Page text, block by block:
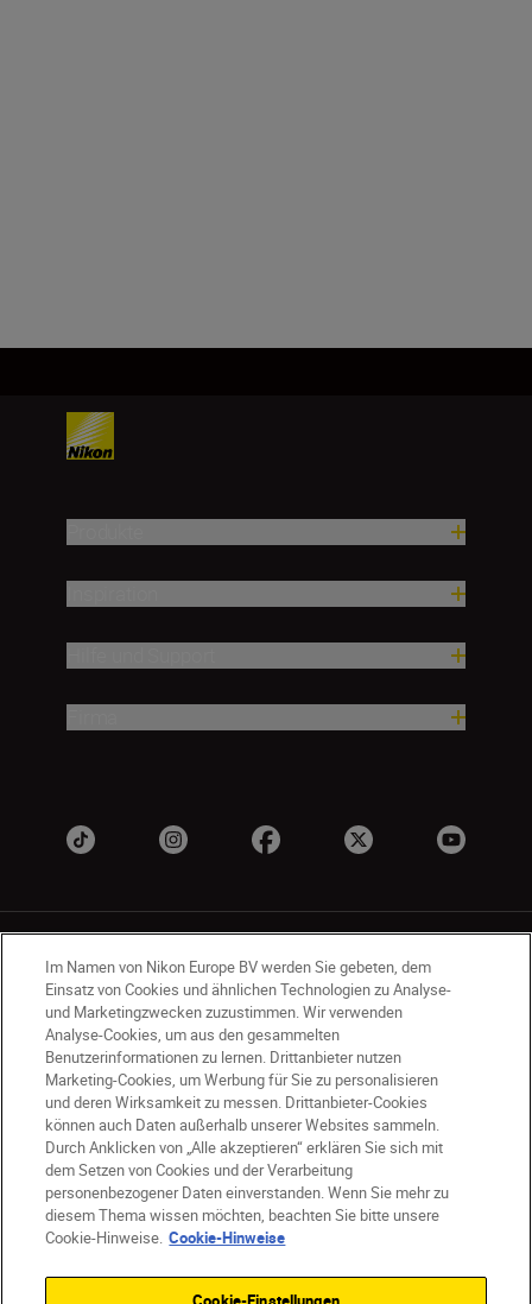
CH Nikon Sites
Kontaktieren Sie uns
Datenschutzhinweis
Nutzungsbedingungen
Geschäftsbedingungen des Nikon Stores
Cookie-Hinweise
Barrierefreiheit
Cookie-Einstellungen
© 2026 Nikon
Im Namen von Nikon Europe BV werden Sie gebeten, dem
Einsatz von Cookies und ähnlichen Technologien zu Analyse-
und Marketingzwecken zuzustimmen. Wir verwenden
Analyse-Cookies, um aus den gesammelten
Benutzerinformationen zu lernen. Drittanbieter nutzen
Marketing-Cookies, um Werbung für Sie zu personalisieren
und deren Wirksamkeit zu messen. Drittanbieter-Cookies
können auch Daten außerhalb unserer Websites sammeln.
Durch Anklicken von „Alle akzeptieren“ erklären Sie sich mit
dem Setzen von Cookies und der Verarbeitung
personenbezogener Daten einverstanden. Wenn Sie mehr zu
diesem Thema wissen möchten, beachten Sie bitte unsere
Cookie-Hinweise. Cookie-Hinweise